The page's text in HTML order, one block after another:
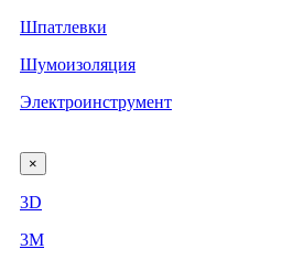
Шпатлевки
Шумоизоляция
Электроинструмент
×
3D
3М